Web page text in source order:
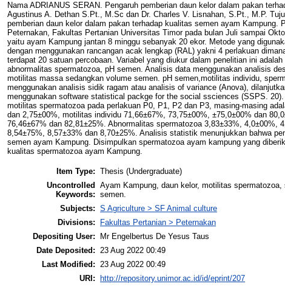
Nama ADRIANUS SERAN. Pengaruh pemberian daun kelor dalam pakan
Agustinus A. Dethan S.Pt., M.Sc dan Dr. Charles V. Lisnahan, S.Pt., M.P.
pemberian daun kelor dalam pakan terhadap kualitas semen ayam Kampung.
Peternakan, Fakultas Pertanian Universitas Timor pada bulan Juli sampai
yaitu ayam Kampung jantan 8 minggu sebanyak 20 ekor. Metode yang
dengan menggunakan rancangan acak lengkap (RAL) yakni 4 perlakuan
terdapat 20 satuan percobaan. Variabel yang diukur dalam penelitian ini
abnormalitas spermatozoa, pH semen. Analisis data menggunakan analisis
motilitas massa sedangkan volume semen. pH semen,motilitas individu,
menggunakan analisis sidik ragam atau analisis of variance (Anova),
menggunakan software statistical packge for the social ssciences (SSPS.
motilitas spermatozoa pada perlakuan P0, P1, P2 dan P3, masing-masing
dan 2,75±00%, motilitas individu 71,66±67%, 73,75±00%, ±75,0±00% dan
76,46±67% dan 82,81±25%. Abnormalitas spermatozoa 3,83±33%, 4,0±00%,
8,54±75%, 8,57±33% dan 8,70±25%. Analisis statistik menunjukkan bahwa
semen ayam Kampung. Disimpulkan spermatozoa ayam kampung yang
kualitas spermatozoa ayam Kampung.
Item Type: Thesis (Undergraduate)
Uncontrolled
Keywords:
Ayam Kampung, daun kelor, motilitas
semen.
Subjects: S Agriculture > SF Animal culture
Divisions:
Fakultas Pertanian > Peternakan
Depositing User:
Mr Engelbertus De Yesus Taus
Date Deposited:
23 Aug 2022 00:49
Last Modified:
23 Aug 2022 00:49
URI:
http://repository.unimor.ac.id/id/eprint/207